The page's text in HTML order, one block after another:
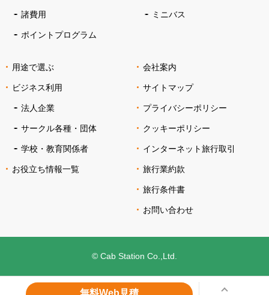
諸費用
ポイントプログラム
ミニバス
用途で選ぶ
ビジネス利用
法人企業
サークル各種・団体
学校・教育関係者
お役立ち情報一覧
会社案内
サイトマップ
プライバシーポリシー
クッキーポリシー
インターネット旅行取引
旅行業約款
旅行条件書
お問い合わせ
© Cab Station Co.,Ltd.
無料Web見積